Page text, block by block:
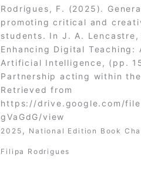
Rodrigues, F. (2025).
promoting critical and
students. In J. A.
Enhancing Digital
Artificial Intelligence, (pp.
Partnership acting within the
Retrieved from
https://drive.google.com/file/
gVaGdG/view
2025 , National Edition Book
Filipa Rodrigues